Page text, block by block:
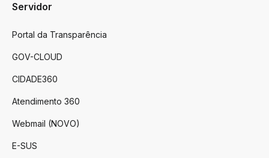
Servidor
Portal da Transparência
GOV-CLOUD
CIDADE360
Atendimento 360
Webmail (NOVO)
E-SUS